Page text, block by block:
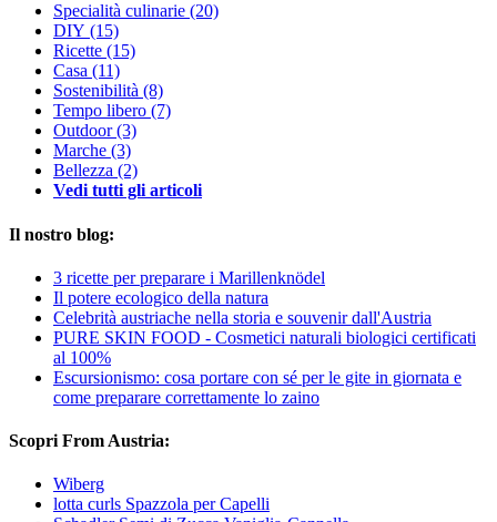
Specialità culinarie (20)
DIY (15)
Ricette (15)
Casa (11)
Sostenibilità (8)
Tempo libero (7)
Outdoor(3)
Marche (3)
Bellezza (2)
Vedi tutti gli articoli
Il nostro blog:
3 ricette per preparare i Marillenknödel
Il potere ecologico della natura
Celebrità austriache nella storia e souvenir dall'Austria
PURE SKIN FOOD - Cosmetici naturali biologici certificati
al 100%
Escursionismo: cosa portare con sé per le gite in giornata e
come preparare correttamente lo zaino
Scopri From Austria:
Wiberg
lotta curls Spazzola per Capelli